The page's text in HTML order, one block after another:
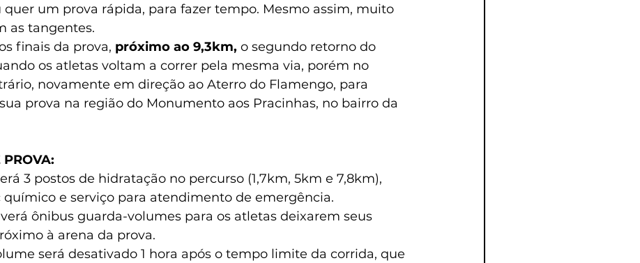
quer um prova rápida, para fazer tempo. Mesmo assim, muito
as tangentes.
finais da prova, próximo ao 9,3km, o segundo retorno do
os atletas voltam a correr pela mesma via, porém no
novamente em direção ao Aterro do Flamengo, para
prova na região do Monumento aos Pracinhas, no bairro da
PROVA:
3 postos de hidratação no percurso (1,7km, 5km e 7,8km),
químico e serviço para atendimento de emergência.
ônibus guarda-volumes para os atletas deixarem seus
à arena da prova.
será desativado 1 hora após o tempo limite da corrida, que